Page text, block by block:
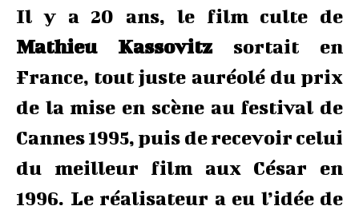
Il y a 20 ans, le film culte de
Mathieu Kassovitzsortait en
France, tout juste auréolé du prix
de la mise en scène au festival de
Cannes 1995, puis de recevoir celui
du meilleur film aux César en
1996. Le réalisateur a eu l’idée de